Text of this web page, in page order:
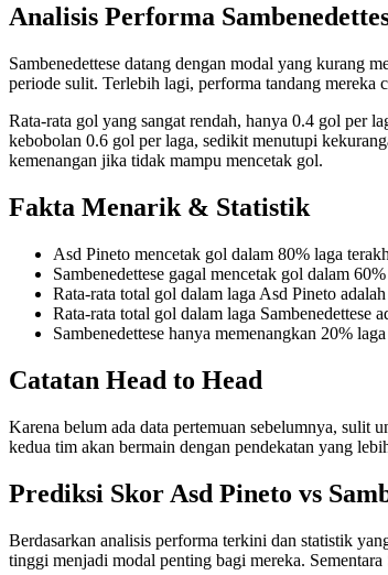
Analisis Performa
Sambenedettese datang dengan modal yang kurang
periode sulit. Terlebih lagi, performa tandang mereka
Rata-rata gol yang sangat rendah, hanya 0.4 gol per
kebobolan 0.6 gol per laga, sedikit menutupi
kemenangan jika tidak mampu mencetak gol.
Fakta Menarik & Statistik
Asd Pineto mencetak gol dalam 80% laga
Sambenedettese gagal mencetak gol dalam
Rata-rata total gol dalam laga Asd Pineto
Rata-rata total gol dalam laga Sambenedettese
Sambenedettese hanya memenangkan 20%
Catatan Head to Head
Karena belum ada data pertemuan sebelumnya, sulit
kedua tim akan bermain dengan pendekatan yang
Prediksi Skor Asd Pineto vs
Berdasarkan analisis performa terkini dan statistik
tinggi menjadi modal penting bagi mereka.